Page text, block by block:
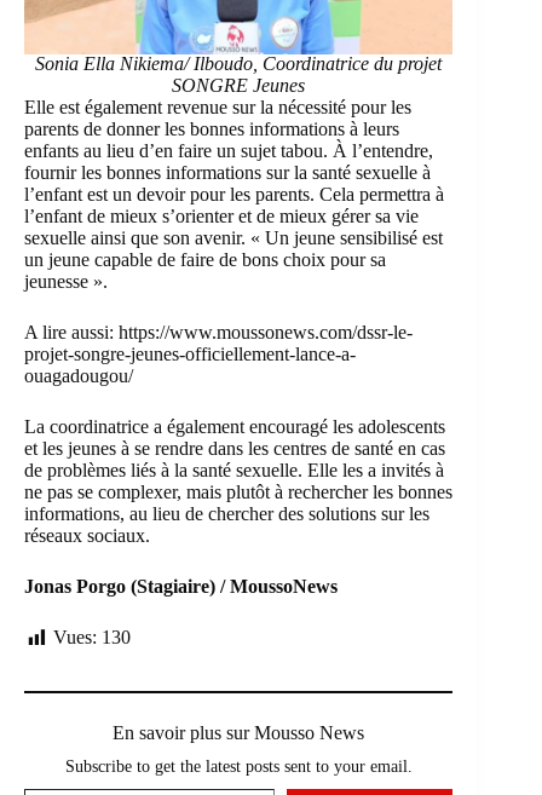
Sonia Ella Nikiema/ Ilboudo, Coordinatrice du projet
SONGRE Jeunes
Elle est également revenue sur la nécessité pour les
parents de donner les bonnes informations à leurs
enfants au lieu d’en faire un sujet tabou. À l’entendre,
fournir les bonnes informations sur la santé sexuelle à
l’enfant est un devoir pour les parents. Cela permettra à
l’enfant de mieux s’orienter et de mieux gérer sa vie
sexuelle ainsi que son avenir. « Un jeune sensibilisé est
un jeune capable de faire de bons choix pour sa
jeunesse ».
A lire aussi: https://www.moussonews.com/dssr-le-
projet-songre-jeunes-officiellement-lance-a-
ouagadougou/
La coordinatrice a également encouragé les adolescents
et les jeunes à se rendre dans les centres de santé en cas
de problèmes liés à la santé sexuelle. Elle les a invités à
ne pas se complexer, mais plutôt à rechercher les bonnes
informations, au lieu de chercher des solutions sur les
réseaux sociaux.
Jonas Porgo (Stagiaire) / MoussoNews
Vues: 130
En savoir plus sur Mousso News
Subscribe to get the latest posts sent to your email.
Saisissez votre adresse e-mail…